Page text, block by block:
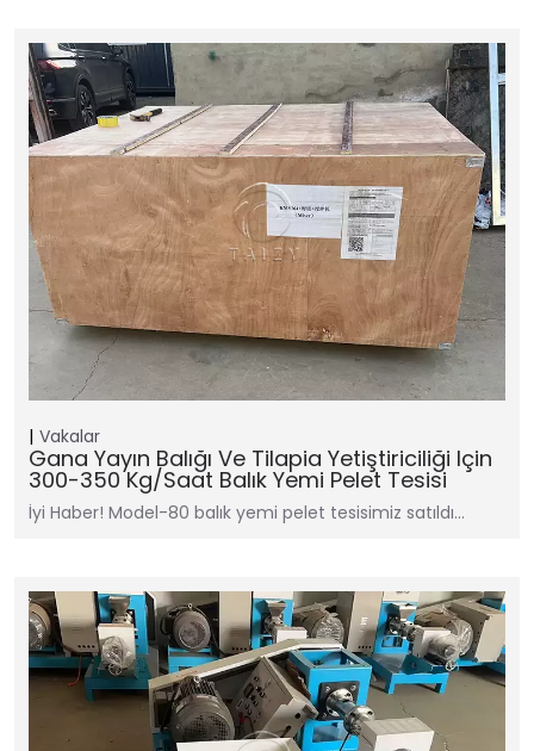
Vakalar
Gana Yayın Balığı Ve Tilapia Yetiştiriciliği Için
300-350 Kg/saat Balık Yemi Pelet Tesisi
İyi Haber! Model-80 balık yemi pelet tesisimiz satıldı…